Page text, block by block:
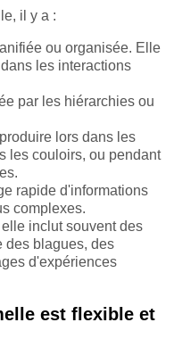
il y a :
ou organisée. Elle
les interactions
par les hiérarchies ou
lors dans les
les couloirs, ou pendant
rapide d'informations
complexes.
inclut souvent des
des blagues, des
d'expériences
est flexible et